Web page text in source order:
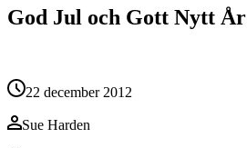
God Jul och Gott Nytt År
22 december 2012
Sue Harden